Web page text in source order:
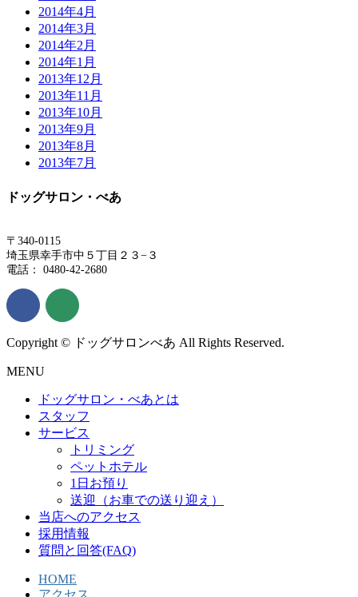
2014年4月
2014年3月
2014年2月
2014年1月
2013年12月
2013年11月
2013年10月
2013年9月
2013年8月
2013年7月
ドッグサロン・べあ
〒340-0115
埼玉県幸手市中５丁目２３−３
電話： 0480-42-2680
Copyright © ドッグサロンべあ All Rights Reserved.
MENU
ドッグサロン・べあとは
スタッフ
サービス
トリミング
ペットホテル
1日お預り
送迎（お車での送り迎え）
当店へのアクセス
採用情報
質問と回答(FAQ)
HOME
アクセス